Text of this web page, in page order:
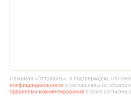
Нажимая «Отправить», я подтверждаю, что
конфиденциальности и соглашаюсь на
правилами комментирования я тоже